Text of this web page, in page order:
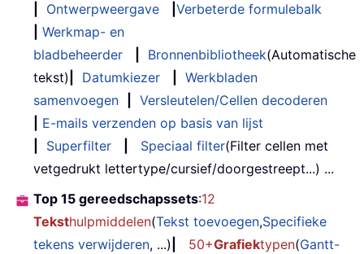
Ontwerpweergave
Verbeterde formulebalk
Werkmap- en
bladbeheerder
Bronnenbibliotheek(Automatische
tekst)
Datumkiezer
Werkbladen
samenvoegen
Versleutelen/Cellen decoderen
E-mails verzenden op basis van lijst
Superfilter Speciaal filter(Filter cellen met
vetgedrukt lettertype/cursief/doorgestreept...) ...
Top 15 gereedschapssets:12
Teksthulpmiddelen(Tekst toevoegen,Specifieke
tekens verwijderen, ...) 50+Grafiektypen(Gantt-